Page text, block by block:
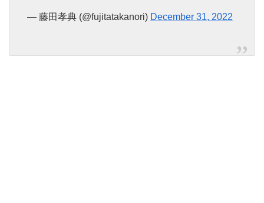
— 藤田孝典 (@fujitatakanori) December 31, 2022